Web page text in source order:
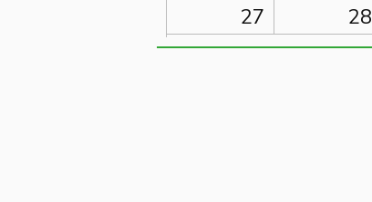
27 28